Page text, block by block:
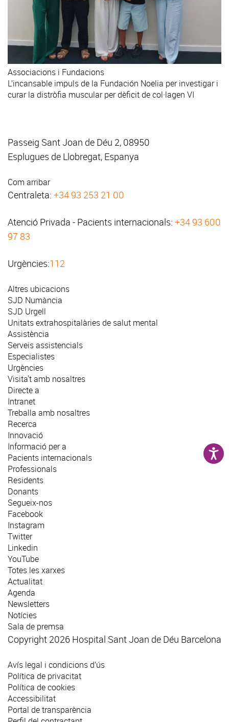
Associacions i Fundacions
L’incansable impuls de la Fundación Noelia per investigar i
curar la distròfia muscular per dèficit de col·lagen VI
Passeig Sant Joan de Déu 2, 08950
Esplugues de Llobregat, Espanya
Com arribar
Centraleta: +34 93 253 21 00
Atenció Privada - Pacients internacionals: +34 93 600
97 83
Urgències:112
Altres ubicacions
SJD Numància
SJD Urgell
Unitats extrahospitalàries de salut mental
Assistència
Serveis assistencials
Especialistes
Urgències
Visita't amb nosaltres
Directe a
Intranet
Treballa amb nosaltres
Recerca
Innovació
Informació per a
Pacients internacionals
Professionals
Residents
Donants
Segueix-nos
Facebook
Instagram
Twitter
Linkedin
YouTube
Totes les xarxes
Actualitat
Agenda
Newsletters
Notícies
Sala de premsa
Copyright 2026 Hospital Sant Joan de Déu Barcelona
Avís legal i condicions d’ús
Política de privacitat
Política de cookies
Accessibilitat
Portal de transparència